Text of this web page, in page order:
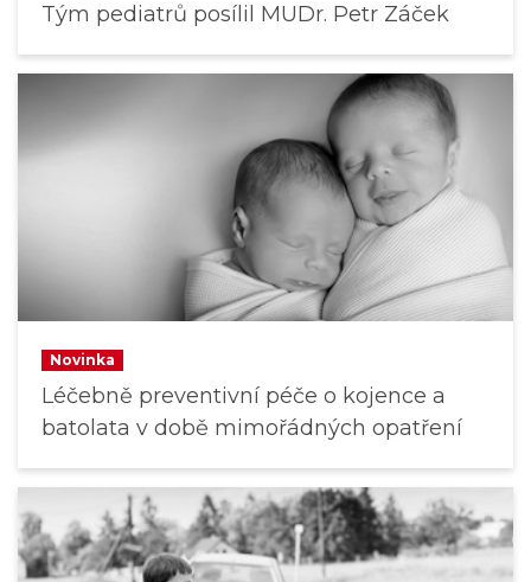
Tým pediatrů posílil MUDr. Petr Záček
Novinka
Léčebně preventivní péče o kojence a
batolata v době mimořádných opatření